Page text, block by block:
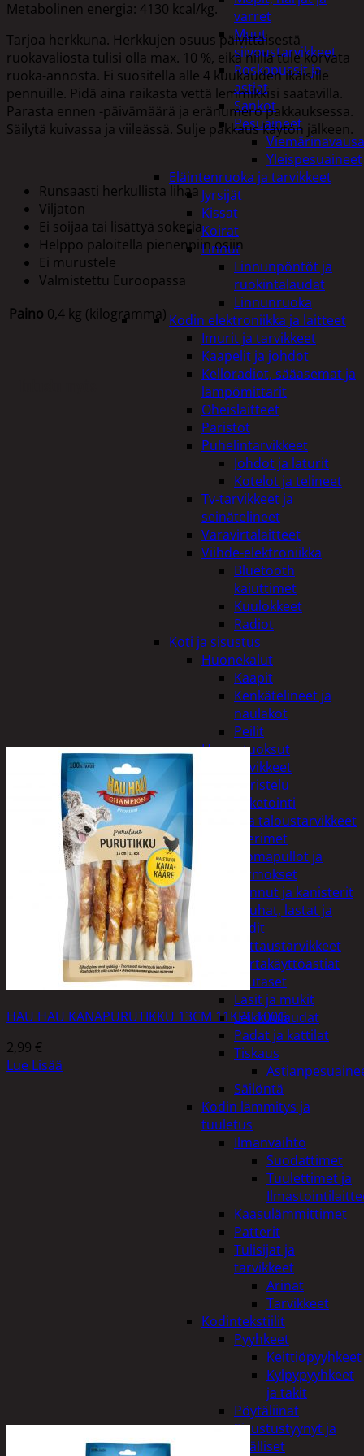
varret
Muut
siivoustarvikkeet
Roskapussit ja -
astiat
Sankot
Pesuaineet
Yleispesuaineet
Eläintenruoka ja tarvikkeet
Jyrsijät
Kissat
Koirat
Linnut
Linnunpöntöt ja
ruokintalaudat
Linnunruoka
Kodin elektroniikka ja laitteet
Imurit ja tarvikkeet
Kaapelit ja johdot
Kelloradiot, sääasemat ja
lämpömittarit
Oheislaitteet
Paristot
Puhelintarvikkeet
Johdot ja laturit
Kotelot ja telineet
Tv-tarvikkeet ja
seinätelineet
Varavirtalaitteet
Viihde-elektroniikka
Bluetooth
kaiuttimet
Kuulokkeet
Radiot
Koti ja sisustus
Huonekalut
Kaapit
Kenkätelineet ja
naulakot
Peilit
Huonetuoksut
Juhlatarvikkeet
Koristelu
Paketointi
Keittiö ja taloustarvikkeet
Aterimet
Juomapullot ja
termokset
Kannut ja kanisterit
Kauhat, lastat ja
sudit
Kattaustarvikkeet
Kertakäyttöastiat
Lautaset
Lasit ja mukit
Leikkuulaudat
Padat ja kattilat
Tiskaus
Säilöntä
Kodin lämmitys ja
tuuletus
Ilmanvaihto
Suodattimet
Tuulettimet ja
Kaasulämmittimet
Patterit
Tulisijat ja
tarvikkeet
Arinat
Tarvikkeet
Kodintekstiilit
Pyyhkeet
Keittiöpyyhkeet
Kylpypyyhkeet
ja takit
Pöytäliinat
Sisustustyynyt ja
päälliset
Metabolinen energia: 4130 kcal/kg.
Tarjoa herkkuna. Herkkujen osuus päivittäisestä
ruokavaliosta tulisi olla max. 10 %, eikä niillä tule korvata
ruoka-annosta. Ei suositella alle 4 kuukauden ikäisille
pennuille. Pidä aina raikasta vettä lemmikkisi saatavilla.
Parasta ennen -päivämäärä ja eränumero pakkauksessa.
Säilytä kuivassa ja viileässä. Sulje pakkaus käytön jälkeen.
Runsaasti herkullista lihaa
Viljaton
Ei soijaa tai lisättyä sokeria
Helppo paloitella pienenpiin osiin
Ei murustele
Valmistettu Euroopassa
Paino 0,4 kg (kilogramma)
HAU HAU KANAPURUTIKKU 13CM 11KPL 100G
2,99 €
Lue Lisää